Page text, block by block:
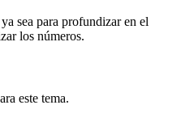
sea para profundizar en el
los números.
este tema.